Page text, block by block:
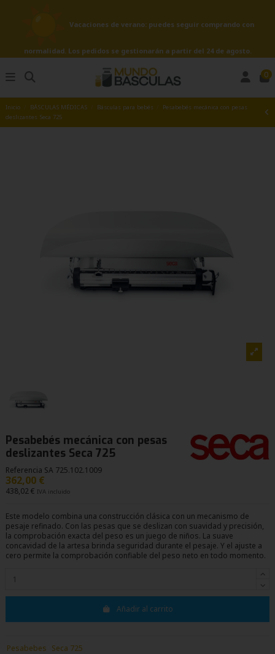
Vacaciones de verano: puedes seguir comprando con
normalidad. Los pedidos se gestionarán a partir del 24 de agosto.
0
Inicio BÁSCULAS MÉDICAS Básculas para bebés
Pesabebés mecánica con pesas
deslizantes Seca 725
Pesabebés mecánica con pesas
deslizantes Seca 725
Referencia SA 725.102.1009
362,00 €
438,02 € IVA incluido
Este modelo combina una construcción clásica con un mecanismo de
pesaje refinado. Con las pesas que se deslizan con suavidad y precisión,
la comprobación exacta del peso es un juego de niños. La suave
concavidad de la artesa brinda seguridad durante el pesaje. Y el ajuste a
cero permite la comprobación confiable del peso neto en todo momento.
Añadir al carrito
Pesabebes Seca 725